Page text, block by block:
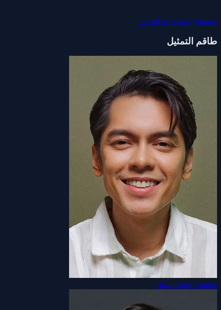
Mixkaela Villalon الكاتب
طاقم التمثيل
Carlo Aquino ممثل